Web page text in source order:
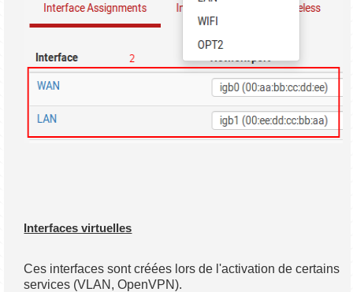
Interfaces virtuelles
Ces interfaces sont créées lors de l'activation de certains
services (VLAN, OpenVPN).